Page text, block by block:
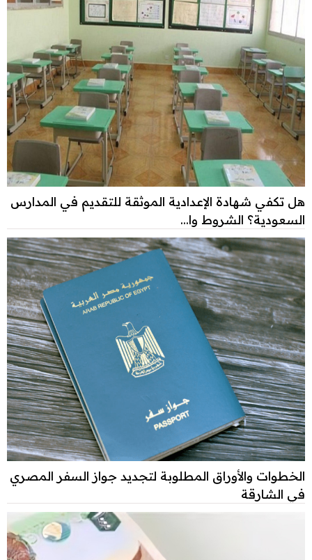
هل تكفي شهادة الإعدادية الموثقة للتقديم في المدارس
السعودية؟ الشروط وا...
الخطوات والأوراق المطلوبة لتجديد جواز السفر المصري
في الشارقة